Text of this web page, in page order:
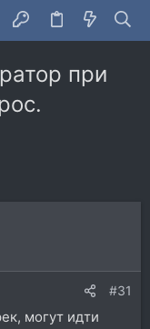
при
#31
могут идти